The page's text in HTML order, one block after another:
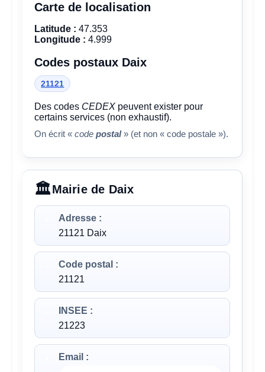
Carte de localisation
Latitude : 47.353
Longitude : 4.999
Codes postaux Daix
21121
Des codes CEDEX peuvent exister pour
certains services (non exhaustif).
On écrit «codepostal» (et non « code postale »).
Mairie de Daix
Adresse :
21121 Daix
Code postal :
21121
INSEE :
21223
Email :